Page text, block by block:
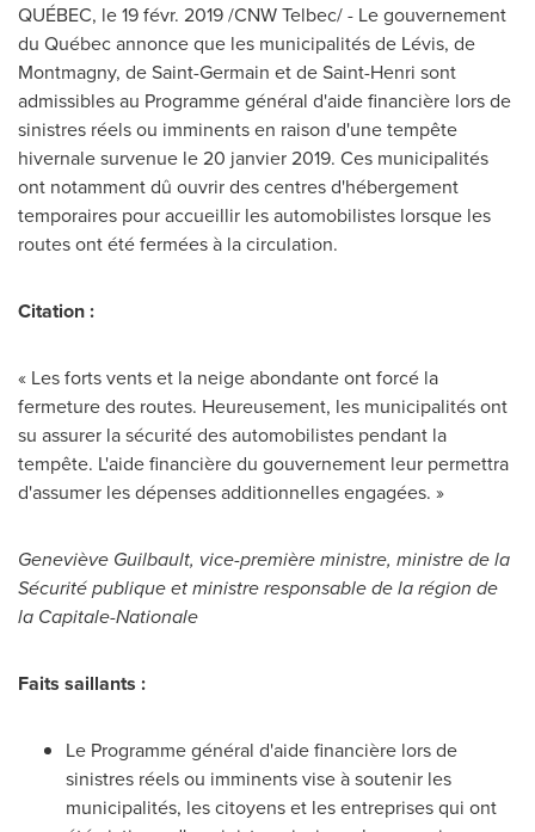
QUÉBEC, le 19 févr. 2019 /CNW Telbec/ - Le gouvernement
du Québec annonce que les municipalités de Lévis, de
Montmagny, deSaint-Germain et de Saint-Henri sont
admissibles au Programme général d'aide financière lors de
sinistres réels ou imminents en raison d'une tempête
hivernale survenue le 20 janvier 2019. Ces municipalités
ont notamment dû ouvrir des centres d'hébergement
temporaires pour accueillir les automobilistes lorsque les
routes ont été fermées à la circulation.
Citation :
« Les forts vents et la neige abondante ont forcé la
fermeture des routes. Heureusement, les municipalités ont
su assurer la sécurité des automobilistes pendant la
tempête. L'aide financière du gouvernement leur permettra
d'assumer les dépenses additionnelles engagées. »
Geneviève Guilbault, vice-première ministre, ministre de la
Sécurité publique et ministre responsable de la région de
la Capitale-Nationale
Faits saillants :
Le Programme général d'aide financière lors de
sinistres réels ou imminents vise à soutenir les
municipalités, les citoyens et les entreprises qui ont